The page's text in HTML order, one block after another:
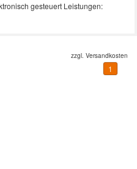
gesteuert Leistungen:
zzgl. Versandkosten
1